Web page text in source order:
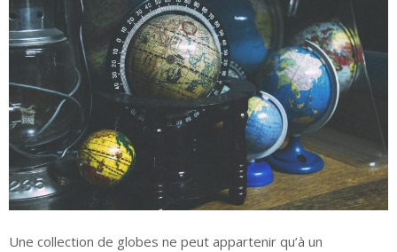
Une collection de globes ne peut appartenir qu’à un